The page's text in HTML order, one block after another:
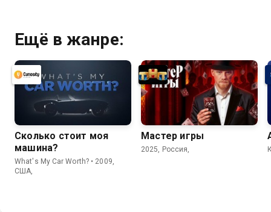
Ещё в жанре:
Сколько стоит моя
машина?
What's My Car Worth? • 2009,
США,
Мастер игры
2025, Россия,